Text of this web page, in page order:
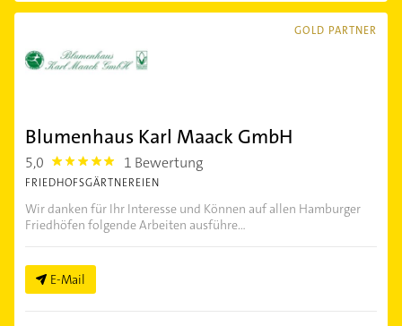
GOLD PARTNER
Blumenhaus Karl Maack GmbH
5,0 5.0 1 Bewertung
FRIEDHOFSGÄRTNEREIEN
Wir danken für Ihr Interesse und Können auf allen Hamburger
Friedhöfen folgende Arbeiten ausführe...
E-Mail